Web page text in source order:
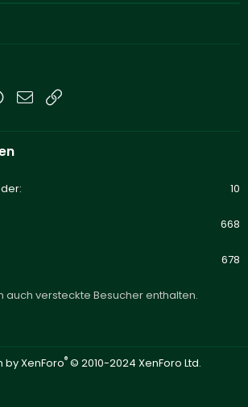
WhatsApp
E-Mail
10
668
678
auch versteckte Besucher enthalten.
XenForo® © 2010-2024 XenForo Ltd.